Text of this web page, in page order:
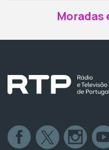
Moradas